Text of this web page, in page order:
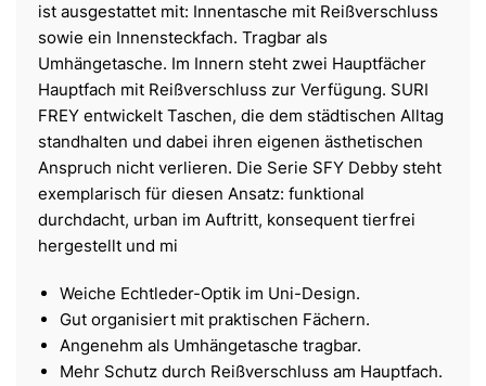
ist ausgestattet mit: Innentasche mit Reißverschluss
sowie ein Innensteckfach. Tragbar als
Umhängetasche. Im Innern steht zwei Hauptfächer
Hauptfach mit Reißverschluss zur Verfügung. SURI
FREY entwickelt Taschen, die dem städtischen Alltag
standhalten und dabei ihren eigenen ästhetischen
Anspruch nicht verlieren. Die Serie SFY Debby steht
exemplarisch für diesen Ansatz: funktional
durchdacht, urban im Auftritt, konsequent tierfrei
hergestellt und mi
Weiche Echtleder-Optik im Uni-Design.
Gut organisiert mit praktischen Fächern.
Angenehm als Umhängetasche tragbar.
Mehr Schutz durch Reißverschluss am Hauptfach.